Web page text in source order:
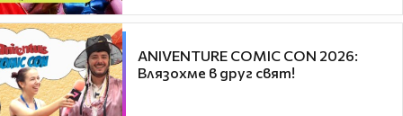
ANIVENTURE COMIC CON 2026:
Влязохме в друг свят!